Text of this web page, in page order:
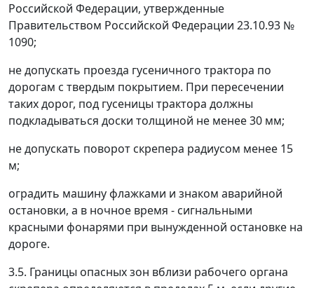
Российской Федерации, утвержденные
Правительством Российской Федерации 23.10.93 №
1090;
не допускать проезда гусеничного трактора по
дорогам с твердым покрытием. При пересечении
таких дорог, под гусеницы трактора должны
подкладываться доски толщиной не менее 30 мм;
не допускать поворот скрепера радиусом менее 15
м;
оградить машину флажками и знаком аварийной
остановки, а в ночное время - сигнальными
красными фонарями при вынужденной остановке на
дороге.
3.5. Границы опасных зон вблизи рабочего органа